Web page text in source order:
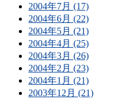
2004年7月 (17)
2004年6月 (22)
2004年5月 (21)
2004年4月 (25)
2004年3月 (26)
2004年2月 (23)
2004年1月 (21)
2003年12月 (21)